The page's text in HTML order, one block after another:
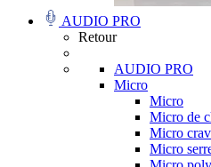
AUDIO PRO
Retour
AUDIO PRO
Micro
Micro
Micro de
Micro
Micro